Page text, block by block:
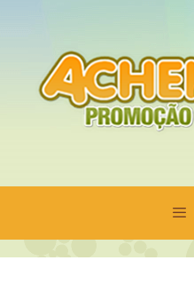
conteúdo